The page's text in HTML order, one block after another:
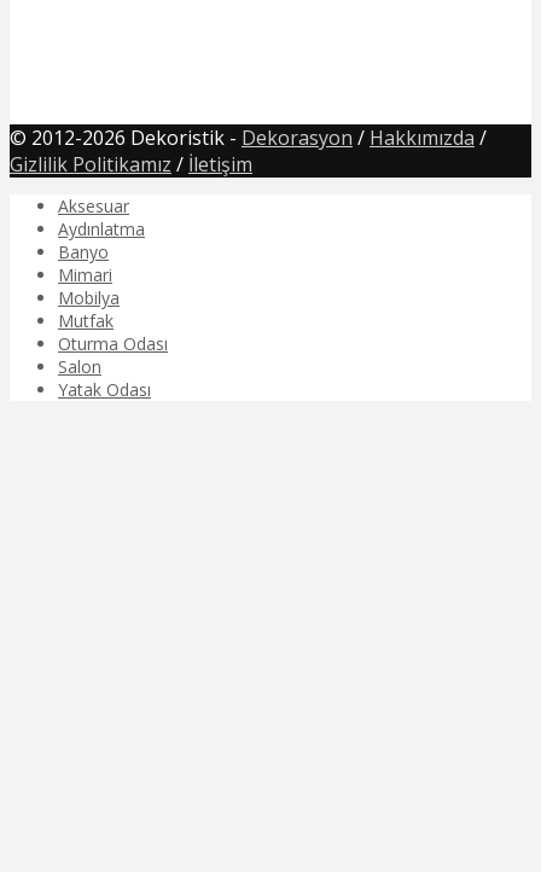
© 2012-2026 Dekoristik - Dekorasyon / Hakkımızda /
Gizlilik Politikamız / İletişim
Aksesuar
Aydınlatma
Banyo
Mimari
Mobilya
Mutfak
Oturma Odası
Salon
Yatak Odası